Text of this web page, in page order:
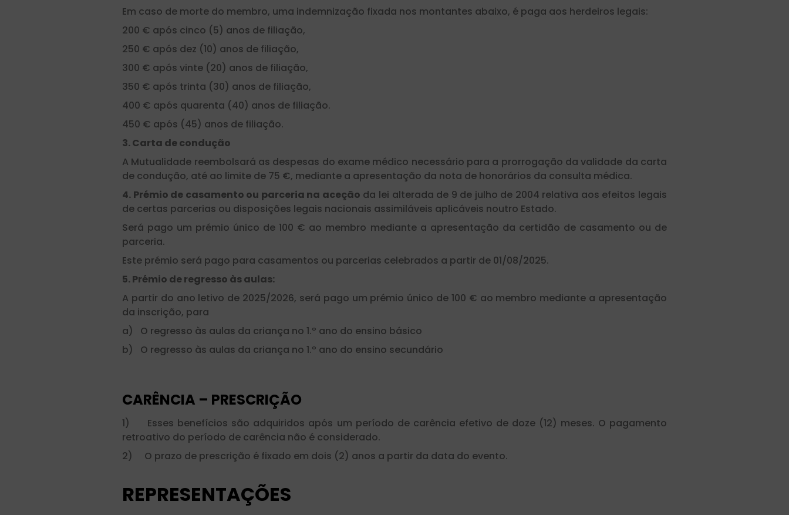
Em caso de morte do membro, uma indemnização fixada nos montantes abaixo, é paga aos herdeiros legais:
200 € após cinco (5) anos de filiação,
250 € após dez (10) anos de filiação,
300 € após vinte (20) anos de filiação,
350 € após trinta (30) anos de filiação,
400 € após quarenta (40) anos de filiação.
450 € após (45) anos de filiação.
3. Carta de condução
A Mutualidade reembolsará as despesas do exame médico necessário para a prorrogação da validade da carta
de condução, até ao limite de 75 €, mediante a apresentação da nota de honorários da consulta médica.
4. Prémio de casamento ou parceria na aceção da lei alterada de 9 de julho de 2004 relativa aos efeitos legais
de certas parcerias ou disposições legais nacionais assimiláveis aplicáveis noutro Estado.
Será pago um prémio único de 100 € ao membro mediante a apresentação da certidão de casamento ou de
parceria.
Este prémio será pago para casamentos ou parcerias celebrados a partir de 01/08/2025.
5. Prémio de regresso às aulas:
A partir do ano letivo de 2025/2026, será pago um prémio único de 100 € ao membro mediante a apresentação
da inscrição, para
a) O regresso às aulas da criança no 1.º ano do ensino básico
b) O regresso às aulas da criança no 1.º ano do ensino secundário
CARÊNCIA – PRESCRIÇÃO
1) Esses benefícios são adquiridos após um período de carência efetivo de doze (12) meses. O pagamento
retroativo do período de carência não é considerado.
2) O prazo de prescrição é fixado em dois (2) anos a partir da data do evento.
REPRESENTAÇÕES